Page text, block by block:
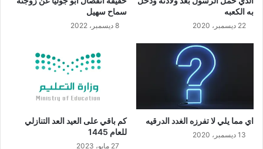
به الكعبه
22 ديسمبر، 2020
سماح سهيل
8 ديسمبر، 2022
اي مما يلي لا تفرزه الغدد الدرقيه
13 ديسمبر، 2020
كم باقي على العيد العد التنازلي
للعام 1445
27 مايو، 2023